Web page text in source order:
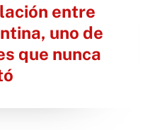
entre
uno de
que nunca